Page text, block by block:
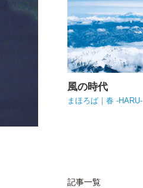
風の時代
まほろば｜春 -HARU-
記事一覧